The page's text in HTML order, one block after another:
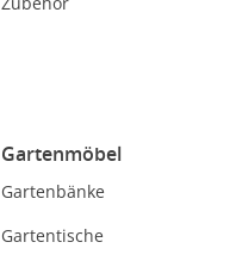
Gartenmöbel
Gartenbänke
Gartentische